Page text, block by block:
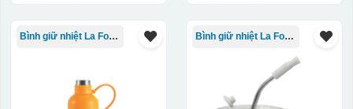
Bình giữ nhiệt La Fonte Bình giữ nhiệt La Fonte